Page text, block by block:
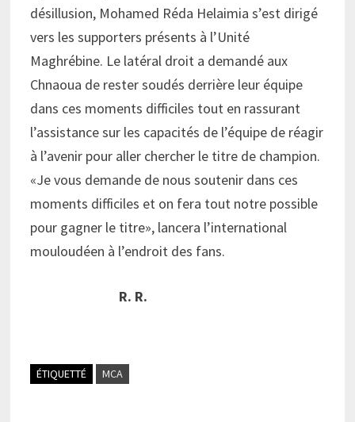
désillusion, Mohamed Réda Helaimia s’est dirigé
vers les supporters présents à l’Unité
Maghrébine. Le latéral droit a demandé aux
Chnaoua de rester soudés derrière leur équipe
dans ces moments difficiles tout en rassurant
l’assistance sur les capacités de l’équipe de réagir
à l’avenir pour aller chercher le titre de champion.
«Je vous demande de nous soutenir dans ces
moments difficiles et on fera tout notre possible
pour gagner le titre», lancera l’international
mouloudéen à l’endroit des fans.
R. R.
ÉTIQUETTÉ MCA